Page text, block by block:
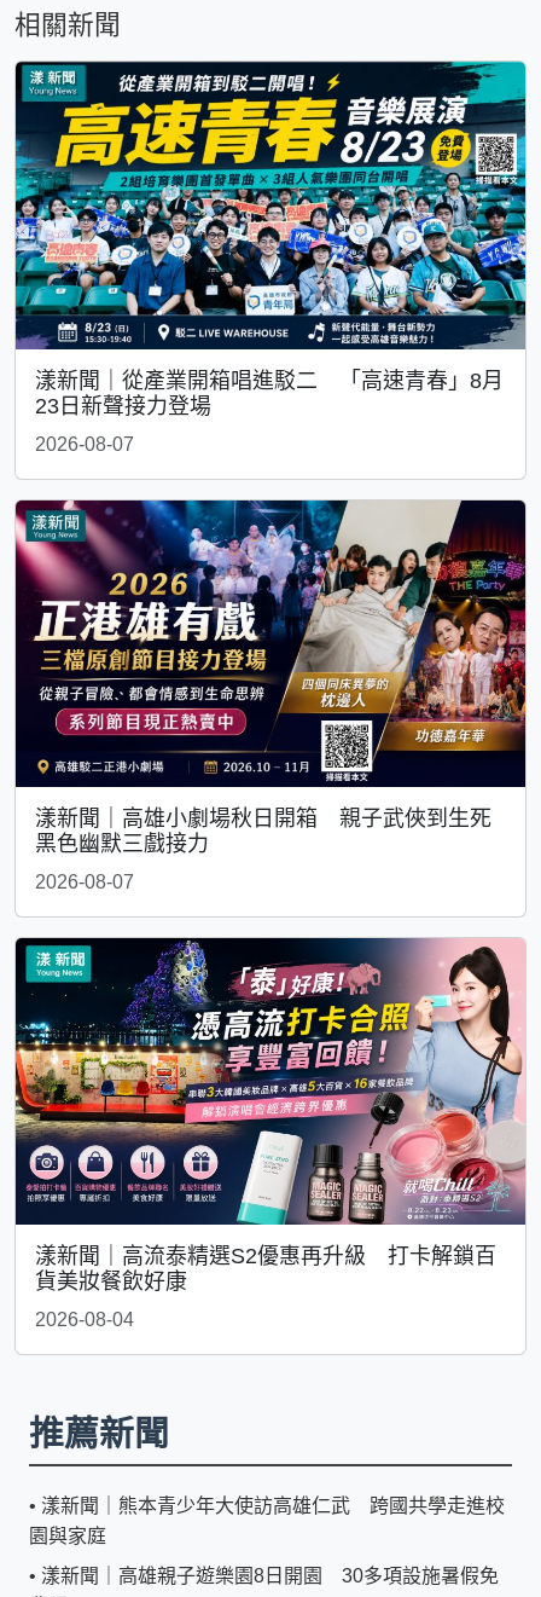
相關新聞
漾新聞｜從產業開箱唱進駁二 「高速青春」8月
23日新聲接力登場
2026-08-07
漾新聞｜高雄小劇場秋日開箱 親子武俠到生死
黑色幽默三戲接力
2026-08-07
漾新聞｜高流泰精選S2優惠再升級 打卡解鎖百
貨美妝餐飲好康
2026-08-04
推薦新聞
• 漾新聞｜熊本青少年大使訪高雄仁武 跨國共學走進校
園與家庭
• 漾新聞｜高雄親子遊樂園8日開園 30多項設施暑假免